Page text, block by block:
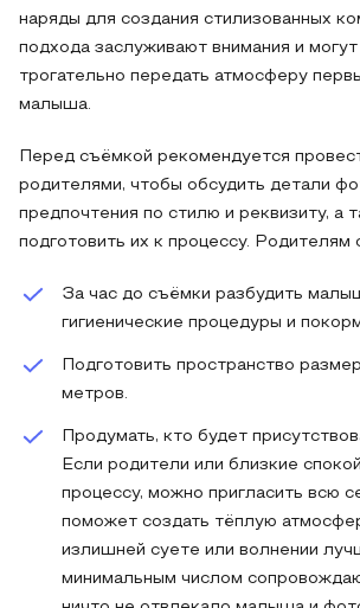
наряды для создания стилизованных
подхода заслуживают внимания и
трогательно передать атмосферу
малыша.
Перед съёмкой рекомендуется
родителями, чтобы обсудить детали
предпочтения по стилю и реквизиту, а
подготовить их к процессу. Родителям
За час до съёмки разбудить
гигиенические процедуры и
Подготовить пространство
метров.
Продумать, кто будет
Если родители или близкие
процессу, можно пригласить всю
поможет создать тёплую
излишней суете или волнении
минимальным числом